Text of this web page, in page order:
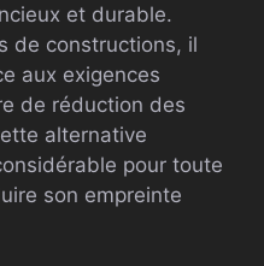
et durable.
de constructions, il
aux exigences
de réduction des
alternative
pour toute
son empreinte